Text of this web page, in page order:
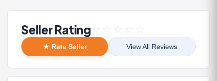
Seller Rating ☆ ☆ ☆ ☆ ☆
★ Rate Seller View All Reviews